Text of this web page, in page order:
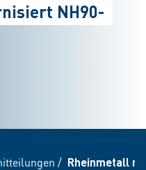
NH90-
/ Rheinmetall